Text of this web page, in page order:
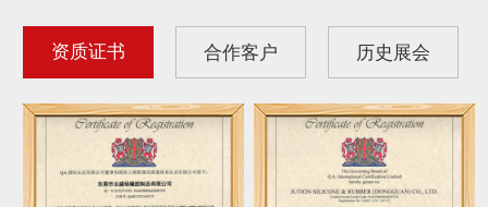
资质证书 合作客户 历史展会